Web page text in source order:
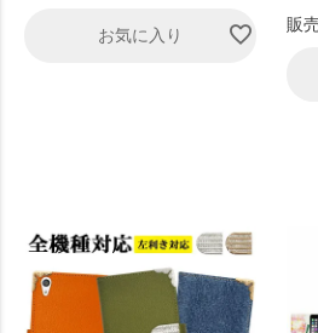
お気に入り
販